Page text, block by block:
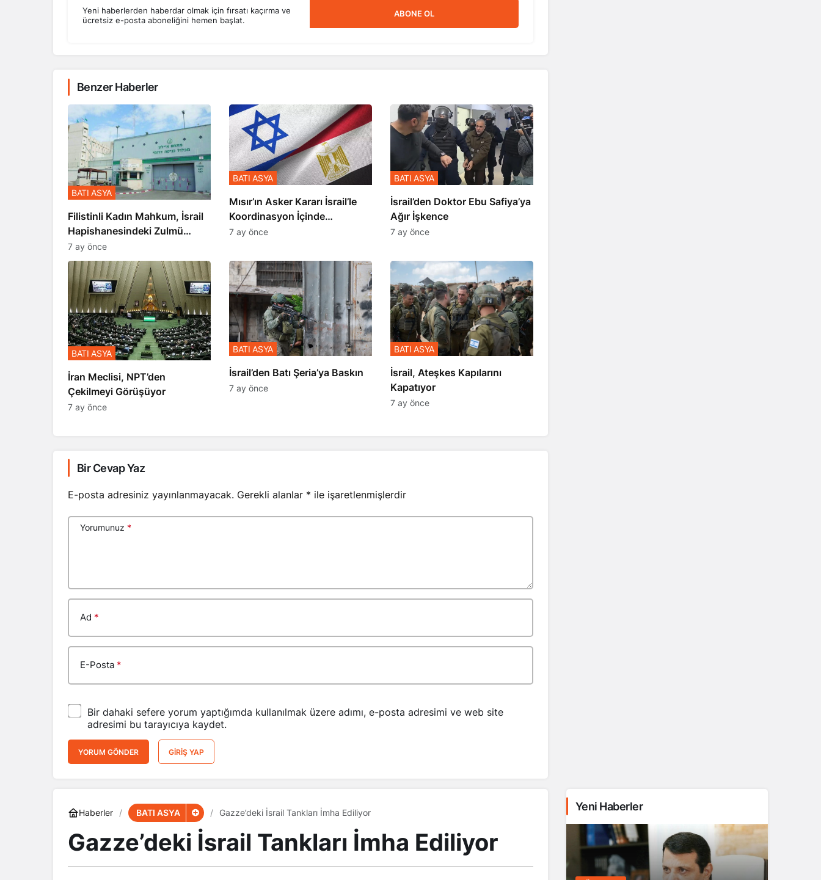
Yeni haberlerden haberdar olmak için fırsatı kaçırma ve
ücretsiz e-posta aboneliğini hemen başlat.
ABONE OL
Benzer Haberler
Filistinli Kadın Mahkum, İsrail
Hapishanesindeki Zulmü
Anlattı
BATI ASYA
7 ay önce
Mısır’ın Asker Kararı İsrail’le
Koordinasyon İçinde
Gerçekleşmiş
BATI ASYA
7 ay önce
İsrail’den Doktor Ebu Safiya’ya
Ağır İşkence
BATI ASYA
7 ay önce
İran Meclisi, NPT’den
Çekilmeyi Görüşüyor
BATI ASYA
7 ay önce
​​​​​​​İsrail’den Batı Şeria’ya Baskın
BATI ASYA
7 ay önce
İsrail, Ateşkes Kapılarını
Kapatıyor
BATI ASYA
7 ay önce
Bir Cevap Yaz
E-posta adresiniz yayınlanmayacak. Gerekli alanlar * ile işaretlenmişlerdir
Yorumunuz *
Ad *
E-Posta *
Bir dahaki sefere yorum yaptığımda kullanılmak üzere adımı, e-posta adresimi ve web site
adresimi bu tarayıcıya kaydet.
YORUM GÖNDER GIRIŞ YAP
Haberler BATI ASYA Gazze’deki İsrail Tankları İmha Ediliyor
Gazze’deki İsrail Tankları İmha Ediliyor
Yeni Haberler